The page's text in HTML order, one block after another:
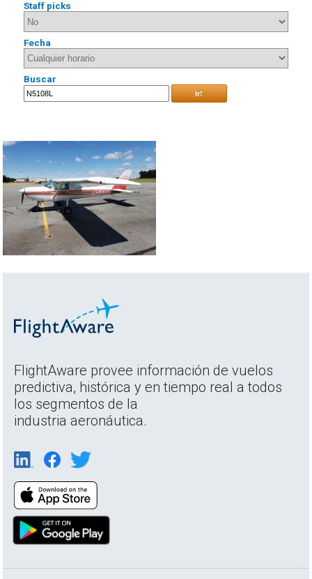
Staff picks
Fecha
Buscar
Ir!
FlightAware provee información de vuelos
predictiva, histórica y en tiempo real a todos
los segmentos de la
industria aeronáutica.